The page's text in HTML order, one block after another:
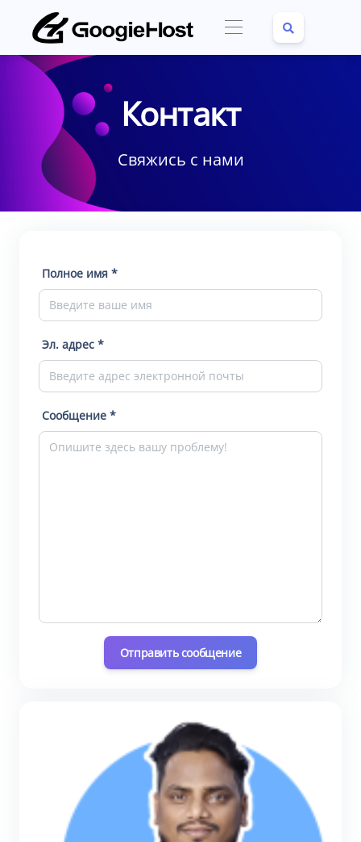
Контакт
Свяжись с нами
Полное имя *
Эл. адрес *
Сообщение *
Отправить сообщение